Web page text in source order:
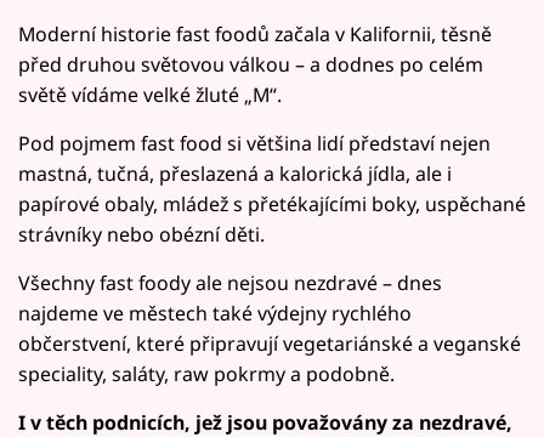
Moderní historie fast foodů začala v Kalifornii, těsně
před druhou světovou válkou – a dodnes po celém
světě vídáme velké žluté „M“.
Pod pojmem fast food si většina lidí představí nejen
mastná, tučná, přeslazená a kalorická jídla, ale i
papírové obaly, mládež s přetékajícími boky, uspěchané
strávníky nebo obézní děti.
Všechny fast foody ale nejsou nezdravé – dnes
najdeme ve městech také výdejny rychlého
občerstvení, které připravují vegetariánské a veganské
speciality, saláty, raw pokrmy a podobně.
I v těch podnicích, jež jsou považovány za nezdravé,